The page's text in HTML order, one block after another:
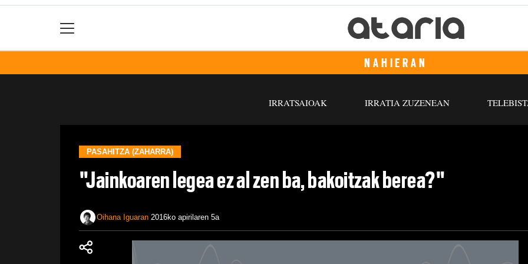
NAHIERAN
IRRATSAIOAK IRRATIA ZUZENEAN
PASAHITZA (ZAHARRA)
"Jainkoaren legea ez al zen ba, bakoitzak berea?"
Oihana Iguaran 2016ko apirilaren 5a